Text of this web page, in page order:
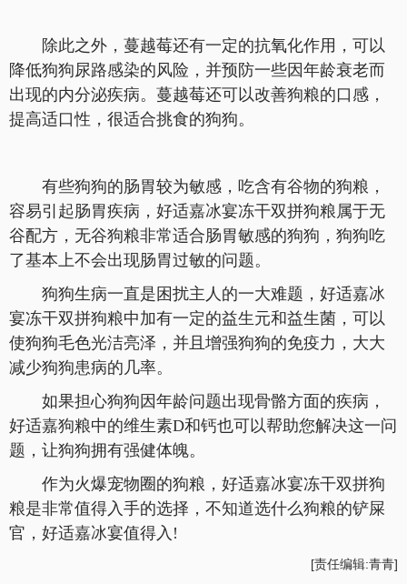
除此之外，蔓越莓还有一定的抗氧化作用，可以
降低狗狗尿路感染的风险，并预防一些因年龄衰老而
出现的内分泌疾病。蔓越莓还可以改善狗粮的口感，
提高适口性，很适合挑食的狗狗。
有些狗狗的肠胃较为敏感，吃含有谷物的狗粮，
容易引起肠胃疾病，好适嘉冰宴冻干双拼狗粮属于无
谷配方，无谷狗粮非常适合肠胃敏感的狗狗，狗狗吃
了基本上不会出现肠胃过敏的问题。
狗狗生病一直是困扰主人的一大难题，好适嘉冰
宴冻干双拼狗粮中加有一定的益生元和益生菌，可以
使狗狗毛色光洁亮泽，并且增强狗狗的免疫力，大大
减少狗狗患病的几率。
如果担心狗狗因年龄问题出现骨骼方面的疾病，
好适嘉狗粮中的维生素D和钙也可以帮助您解决这一问
题，让狗狗拥有强健体魄。
作为火爆宠物圈的狗粮，好适嘉冰宴冻干双拼狗
粮是非常值得入手的选择，不知道选什么狗粮的铲屎
官，好适嘉冰宴值得入!
[责任编辑:青青]